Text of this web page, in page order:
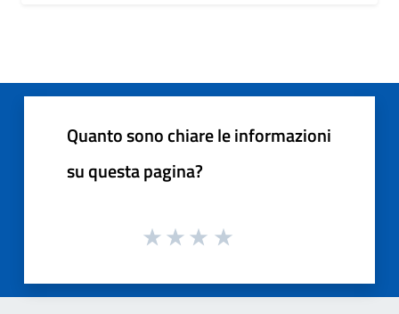
Quanto sono chiare le informazioni
su questa pagina?